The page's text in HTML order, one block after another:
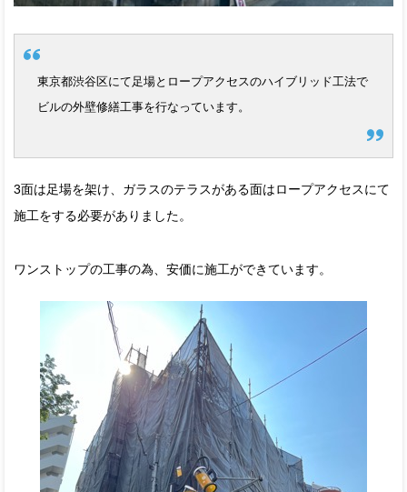
東京都渋谷区にて足場とロープアクセスのハイブリッド工法で
ビルの外壁修繕工事を行なっています。
3面は足場を架け、ガラスのテラスがある面はロープアクセスにて
施工をする必要がありました。
ワンストップの工事の為、安価に施工ができています。